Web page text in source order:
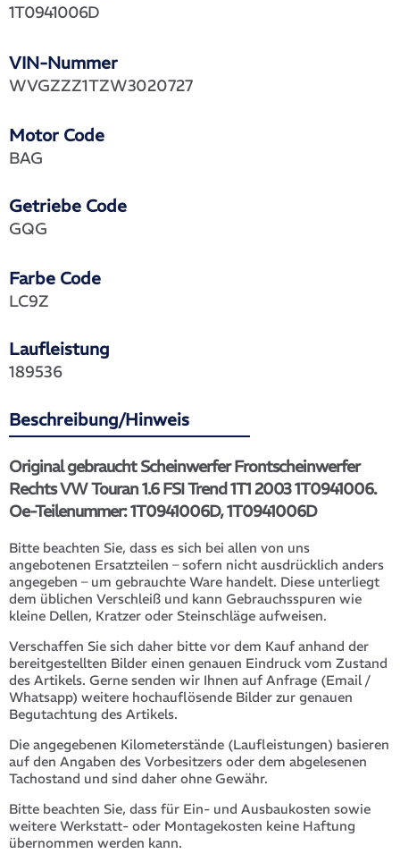
VIN-Nummer
1T0941006D
WVGZZZ1TZW3020727
Motor Code
Getriebe Code
BAG
GQG
Farbe Code
Laufleistung
LC9Z
189536
Beschreibung/Hinweis
Original gebraucht Scheinwerfer Frontscheinwerfer
Rechts VW Touran 1.6 FSI Trend 1T1 2003 1T0941006.
Oe-Teilenummer: 1T0941006D, 1T0941006D
Bitte beachten Sie, dass es sich bei allen von uns
angebotenen Ersatzteilen – sofern nicht ausdrücklich anders
angegeben – um gebrauchte Ware handelt. Diese unterliegt
dem üblichen Verschleiß und kann Gebrauchsspuren wie
kleine Dellen, Kratzer oder Steinschläge aufweisen.
Verschaffen Sie sich daher bitte vor dem Kauf anhand der
bereitgestellten Bilder einen genauen Eindruck vom Zustand
des Artikels. Gerne senden wir Ihnen auf Anfrage (Email /
Whatsapp) weitere hochauflösende Bilder zur genauen
Begutachtung des Artikels.
Die angegebenen Kilometerstände (Laufleistungen) basieren
auf den Angaben des Vorbesitzers oder dem abgelesenen
Tachostand und sind daher ohne Gewähr.
Bitte beachten Sie, dass für Ein- und Ausbaukosten sowie
weitere Werkstatt- oder Montagekosten keine Haftung
übernommen werden kann.